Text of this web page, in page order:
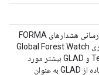
یادداشت از WRI: WRI تصمیم گرفت به‌روزرسانی هشدارهای FORMA
را متوقف کند. هدف، ساده‌سازی تجربه کاربری Global Forest Watch
و کاهش افزونگی بود. ما دریافتیم که Terra-i و GLAD بیشتر مورد
استفاده قرار می‌گیرند. علاوه بر این، با استفاده از GLAD به عنوان